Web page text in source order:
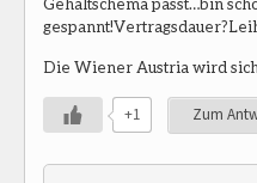
Gehaltschema passt…bin
Die Wiener Austria wird
+1 Zum